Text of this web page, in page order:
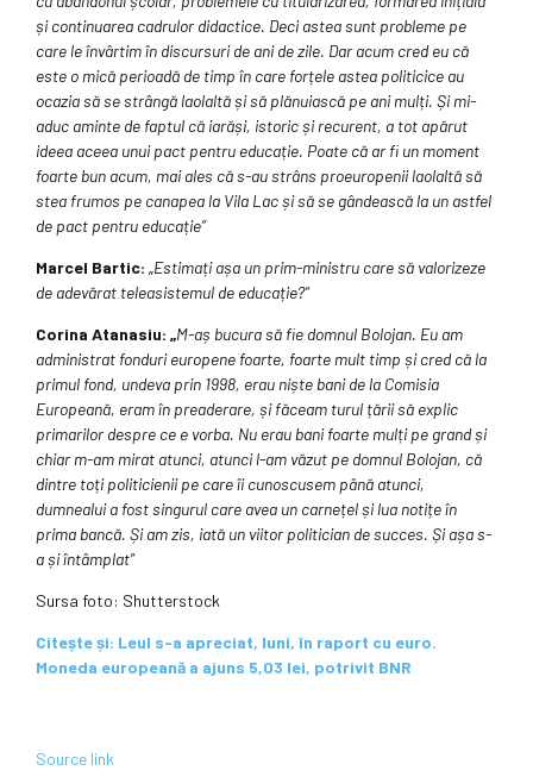
și continuarea cadrulor didactice. Deci astea sunt probleme pe
care le învârtim în discursuri de ani de zile. Dar acum cred eu că
este o mică perioadă de timp în care forțele astea politicice au
ocazia să se strângă laolaltă și să plănuiască pe ani mulți. Și mi-
aduc aminte de faptul că iarăși, istoric și recurent, a tot apărut
ideea aceea unui pact pentru educație. Poate că ar fi un moment
foarte bun acum, mai ales că s-au strâns proeuropenii laolaltă să
stea frumos pe canapea la Vila Lac și să se gândească la un astfel
de pact pentru educație”
Marcel Bartic: „Estimați așa un prim-ministru care să valorizeze
de adevărat teleasistemul de educație?”
Corina Atanasiu: „M-aș bucura să fie domnul Bolojan. Eu am
administrat fonduri europene foarte, foarte mult timp și cred că la
primul fond, undeva prin 1998, erau niște bani de la Comisia
Europeană, eram în preaderare, și făceam turul țării să explic
primarilor despre ce e vorba. Nu erau bani foarte mulți pe grand și
chiar m-am mirat atunci, atunci l-am văzut pe domnul Bolojan, că
dintre toți politicienii pe care îi cunoscusem până atunci,
dumnealui a fost singurul care avea un carnețel și lua notițe în
prima bancă. Și am zis, iată un viitor politician de succes. Și așa s-
a și întâmplat”
Sursa foto: Shutterstock
Citește și: Leul s-a apreciat, luni, în raport cu euro.
Moneda europeană a ajuns 5,03 lei, potrivit BNR
Source link